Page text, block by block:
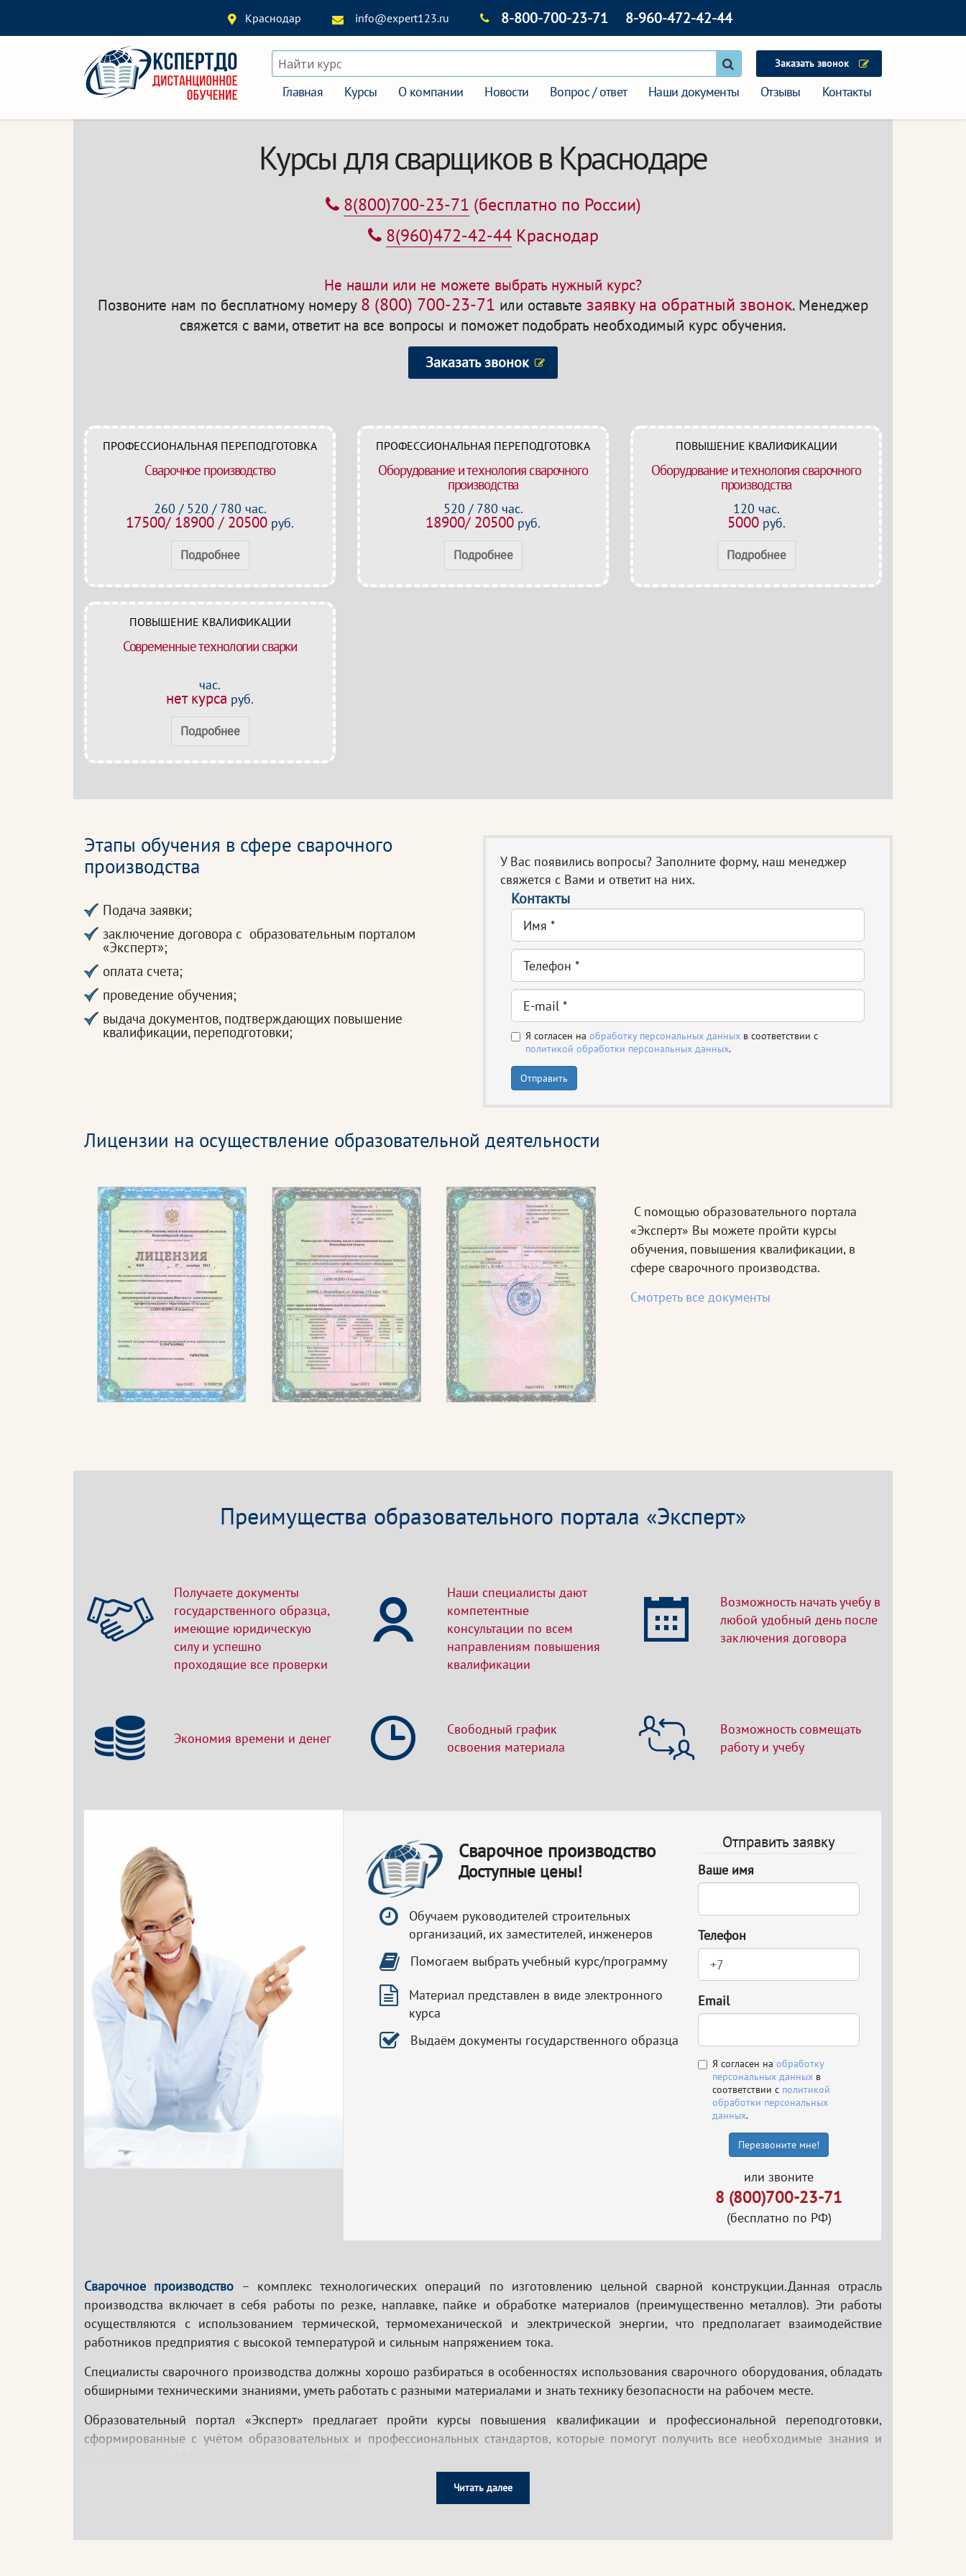
Краснодар info@expert123.ru 8-800-700-23-71 8-960-472-42-44
Найти курс Заказать звонок
Главная Курсы О компании Новости Вопрос / ответ Наши документы Отзывы Контакты
Курсы для сварщиков в Краснодаре
8(800)700-23-71 (бесплатно по России)
8(960)472-42-44Краснодар
Не нашли или не можете выбрать нужный курс?
Позвоните нам по бесплатному номеру 8 (800) 700-23-71 или оставьте заявку на обратный звонок.Менеджер
свяжется с вами, ответит на все вопросы и поможет подобрать необходимый курс обучения.
Заказать звонок
ПРОФЕССИОНАЛЬНАЯ ПЕРЕПОДГОТОВКА
Сварочное производство
260 / 520 / 780 час.
17500/ 18900 / 20500 руб.
Подробнее
ПРОФЕССИОНАЛЬНАЯ ПЕРЕПОДГОТОВКА
Оборудование и технология сварочного
производства
520 / 780 час.
18900/ 20500 руб.
Подробнее
ПОВЫШЕНИЕ КВАЛИФИКАЦИИ
Оборудование и технология сварочного
производства
120 час.
5000руб.
Подробнее
ПОВЫШЕНИЕ КВАЛИФИКАЦИИ
Современные технологии сварки
час.
нет курса руб.
Подробнее
Этапы обучения в сфере сварочного
производства
Подача заявки;
заключение договора с образовательным порталом
«Эксперт»;
оплата счета;
проведение обучения;
выдача документов, подтверждающих повышение
квалификации, переподготовки;
У Вас появились вопросы? Заполните форму, наш менеджер
свяжется с Вами и ответит на них.
Контакты
Я согласен на обработку персональных данных в соответствии с
политикой обработки персональных данных.
Отправить
Лицензии на осуществление образовательной деятельности
С помощью образовательного портала
«Эксперт» Вы можете пройти курсы
обучения, повышения квалификации, в
сфере сварочного производства.
Смотреть все документы
Преимущества образовательного портала «Эксперт»
Получаете документы
государственного образца,
имеющие юридическую
силу и успешно
проходящие все проверки
Наши специалисты дают
компетентные
консультации по всем
направлениям повышения
квалификации
Возможность начать учебу в
любой удобный день после
заключения договора
Экономия времени и денег
Свободный график
освоения материала
Возможность совмещать
работу и учебу
Сварочное производство
Доступные цены!
Обучаем руководителей строительных
организаций, их заместителей, инженеров
Помогаем выбрать учебный курс/программу
Материал представлен в виде электронного
курса
Выдаём документы государственного образца
Отправить заявку
Ваше имя
Телефон
Email
Я согласен на обработку
персональных данных в
соответствии с политикой
обработки персональных
данных.
Перезвоните мне!
или звоните
8 (800)700-23-71
(бесплатно по РФ)
Сварочное производство – комплекс технологических операций по изготовлению цельной сварной конструкции.Данная отрасль
производства включает в себя работы по резке, наплавке, пайке и обработке материалов (преимущественно металлов). Эти работы
осуществляются с использованием термической, термомеханической и электрической энергии, что предполагает взаимодействие
работников предприятия с высокой температурой и сильным напряжением тока.
Специалисты сварочного производства должны хорошо разбираться в особенностях использования сварочного оборудования, обладать
обширными техническими знаниями, уметь работать с разными материалами и знать технику безопасности на рабочем месте.
Образовательный портал «Эксперт» предлагает пройти курсы повышения квалификации и профессиональной переподготовки,
сформированные с учётом образовательных и профессиональных стандартов, которые помогут получить все необходимые знания и
Начальникам сварочного участка
Читать далее